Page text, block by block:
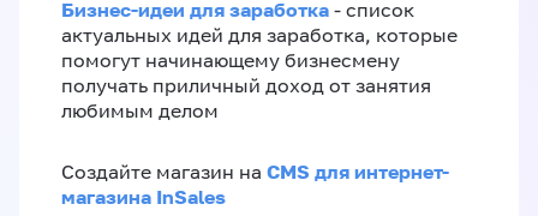
Бизнес-идеи для заработка - список
актуальных идей для заработка, которые
помогут начинающему бизнесмену
получать приличный доход от занятия
любимым делом
Создайте магазин на CMS для интернет-
магазина InSales